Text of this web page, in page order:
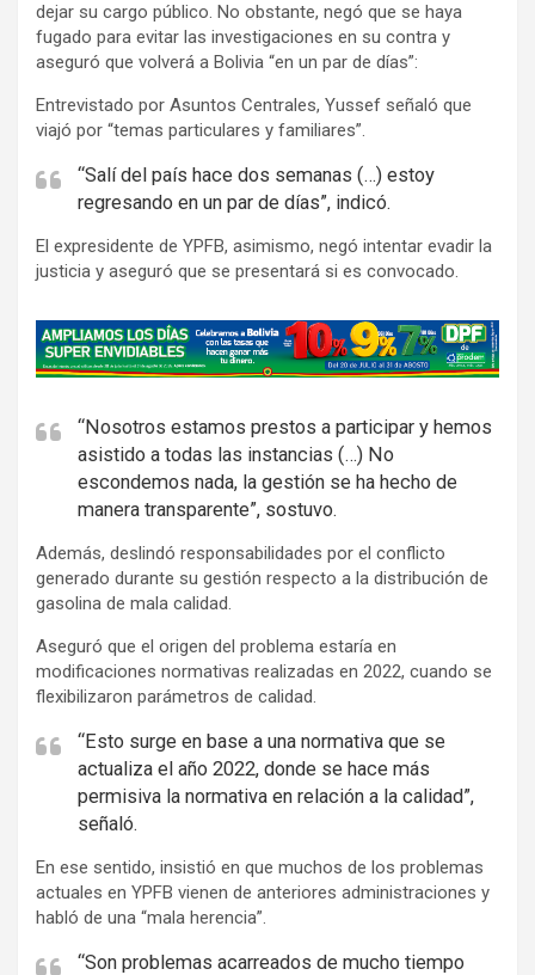
dejar su cargo público. No obstante, negó que se haya
fugado para evitar las investigaciones en su contra y
aseguró que volverá a Bolivia “en un par de días”:
Entrevistado por Asuntos Centrales, Yussef señaló que
viajó por “temas particulares y familiares”.
“Salí del país hace dos semanas (…) estoy
regresando en un par de días”, indicó.
El expresidente de YPFB, asimismo, negó intentar evadir la
justicia y aseguró que se presentará si es convocado.
A
d
e
s
e
m
e
n
t
:
“Nosotros estamos prestos a participar y hemos
asistido a todas las instancias (…) No
escondemos nada, la gestión se ha hecho de
manera transparente”, sostuvo.
Además, deslindó responsabilidades por el conflicto
generado durante su gestión respecto a la distribución de
gasolina de mala calidad.
Aseguró que el origen del problema estaría en
modificaciones normativas realizadas en 2022, cuando se
flexibilizaron parámetros de calidad.
“Esto surge en base a una normativa que se
actualiza el año 2022, donde se hace más
permisiva la normativa en relación a la calidad”,
señaló.
En ese sentido, insistió en que muchos de los problemas
actuales en YPFB vienen de anteriores administraciones y
habló de una “mala herencia”.
“Son problemas acarreados de mucho tiempo